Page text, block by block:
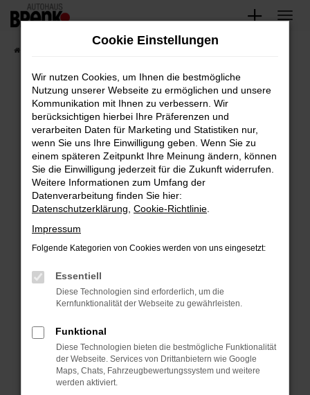
Zum
springen
Unsere Fahrzeuge
Fehler: Network Error
Beim Laden ist ein Fehler aufgetreten.
Hier sind ein paar Tipps, die dir helfen können:
Überprüfe deine Firewall und deine
Internetverbindung.
Laden andere Webseiten, zum Beispiel deine
Suchmaschine?
Prüfe deine Browsererweiterungen.
können das Laden bestimmter Seiten
verhindern. Funktioniert die Seite in einem
anderen Browser oder in einem privaten
Starte dein Gerät neu.
Das kann manchmal helfen, vorübergehende
Probleme zu beheben.
Cookie Einstellungen
Wir nutzen Cookies, um Ihnen die bestmögliche
Nutzung unserer Webseite zu ermöglichen und unsere
Kommunikation mit Ihnen zu verbessern. Wir
berücksichtigen hierbei Ihre Präferenzen und
verarbeiten Daten für Marketing und Statistiken nur,
wenn Sie uns Ihre Einwilligung geben. Wenn Sie zu
einem späteren Zeitpunkt Ihre Meinung ändern, können
Sie die Einwilligung jederzeit für die Zukunft widerrufen.
Weitere Informationen zum Umfang der
Datenverarbeitung finden Sie hier:
Datenschutzerklärung Cookie-Richtlinie
Impressum
Folgende Kategorien von Cookies werden von uns eingesetzt:
Essentiell
Diese Technologien sind erforderlich, um die
Kernfunktionalität der Webseite zu gewährleisten.
Funktional
Diese Technologien bieten die bestmögliche Funktionalität
der Webseite. Services von Drittanbietern wie Google
Maps, Chats, Fahrzeugbewertungssystem und weitere
werden aktiviert.